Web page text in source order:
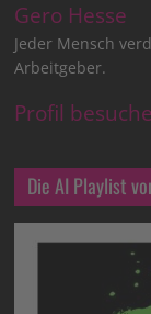
Gero Hesse
Jeder Mensch
Arbeitgeber.
Profil
Die AI Playlist